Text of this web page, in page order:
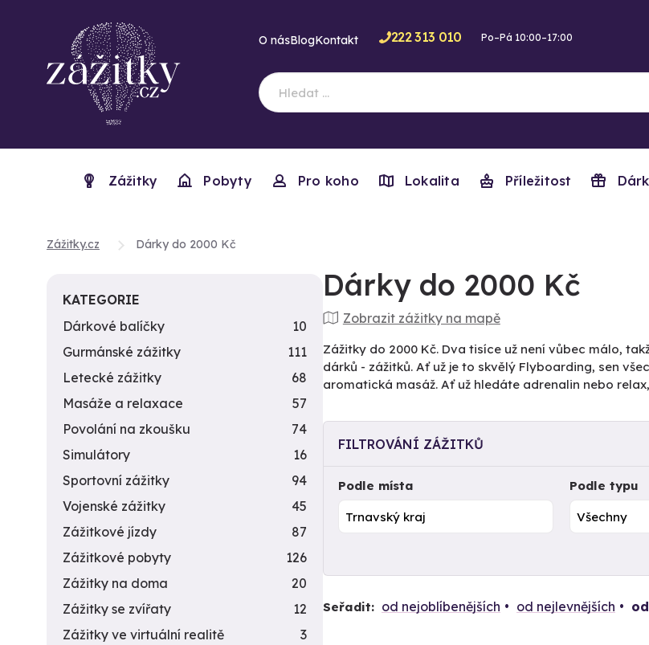
O násBlogKontakt 222 313 010 Po–Pá 10:00–17:00
Zážitky Pobyty Pro koho Lokalita Příležitost
Zážitky.cz Dárky do 2000 Kč
Dárky do 2000 Kč
Zobrazit zážitky na mapě
Zážitky do 2000 Kč. Dva tisíce už není vůbec málo,
dárků - zážitků. Ať už je to skvělý Flyboarding, sen
aromatická masáž. Ať už hledáte adrenalin nebo
FILTROVÁNÍ ZÁŽITKŮ
Podle místa Podle typu
Seřadit: od nejoblíbenějších od nejlevnějších
KATEGORIE
Dárkové balíčky
10
Gurmánské zážitky
111
Letecké zážitky
68
Masáže a relaxace
57
Povolání na zkoušku
74
Simulátory
16
Sportovní zážitky
94
Vojenské zážitky
45
Zážitkové jízdy
87
Zážitkové pobyty
126
Zážitky na doma
20
Zážitky se zvířaty
12
Zážitky ve virtuální realitě
3